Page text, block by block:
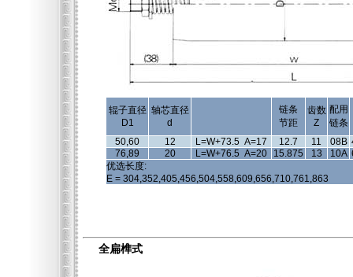
辊子直径
D1
轴芯直径
d
链条
节距
齿数
Z
配用
链条
50,60
12 L=W+73.5 A=17 12.7 11 08B
76,89
20 L=W+76.5 A=20 15.875 13 10A
优选长度:
E = 304,352,405,456,504,558,609,656,710,761,863
全扁榫式